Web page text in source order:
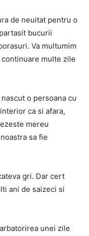
de neuitat pentru o
bucurii
Va multumim
multe zile
o persoana cu
ca si afara,
mereu
sa fie
gri. Dar cert
ani de saizeci si
unei zile